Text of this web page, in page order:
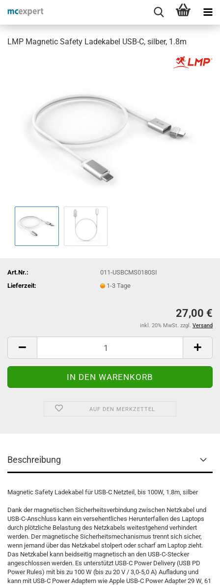
LMP Magnetic Safety Ladekabel USB-C, silber, 1.8m
Art.Nr.:
011-USBCMS0180SI
Lieferzeit:
1-3 Tage
27,00 €
inkl. 20% MwSt. zzgl. Versand
AUF DEN MERKZETTEL
Beschreibung
Magnetic Safety Ladekabel für USB-C Netzteil, bis 100W, 1.8m, silber
Dank der magnetischen Sicherheitsverbindung zwischen Netzkabel und
USB-C-Anschluss kann ein versehentliches Herunterfallen des Laptops
durch plötzliche Belastung des Netzkabels weitestgehend verhindert
werden. Der magnetische Sicherheitsmechanismus trennt sich sicher,
wenn jemand über das Netzkabel stolpert oder scharf am Laptop zieht.
Das Netzkabel kann beidseitig magnetisch an den USB-C-Stecker
angeschlossen werden. Es unterstützt USB-C Power Delivery (USB PD
Power Rules) mit bis zu 100 W (bis zu 20 V / 3,0-5,0 A) Aufladung und
kann mit USB-C Power Adaptern wie Apple USB-C Power Adapter 29 W, 61